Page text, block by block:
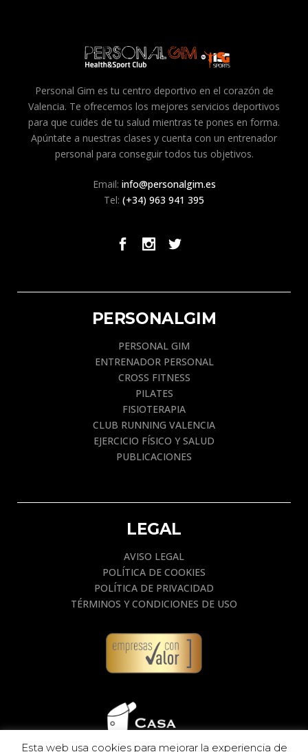
Personal Gim es tu centro deportivo en el corazón de
Valencia. Te ofrecemos los mejores servicios deportivos
para que cuides de tu salud mientras te pones en forma.
Apúntate a nuestras clases y cuenta con un entrenador
personal para conseguir todos tus objetivos.
Email: info@personalgim.es
Tel: (+34) 963 941 395
PERSONALGIM
PERSONAL GIM
ENTRENADOR PERSONAL
CROSS FITNESS
PILATES
FISIOTERAPIA
CLUB RUNNING VALENCIA
EJERCICIO FÍSICO Y SALUD
PUBLICACIONES
LEGAL
AVISO LEGAL
POLÍTICA DE COOKIES
POLÍTICA DE PRIVACIDAD
TÉRMINOS Y CONDICIONES DE USO
Esta web usa cookies para mejorar la experiencia de